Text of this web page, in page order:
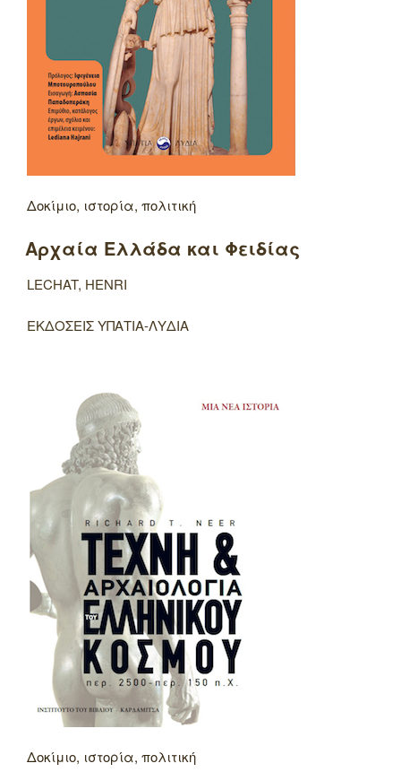
Δοκίμιο, ιστορία, πολιτική
Αρχαία Ελλάδα και Φειδίας
LECHAT, HENRI
ΕΚΔΟΣΕΙΣ ΥΠΑΤΙΑ-ΛΥΔΙΑ
Δοκίμιο, ιστορία, πολιτική